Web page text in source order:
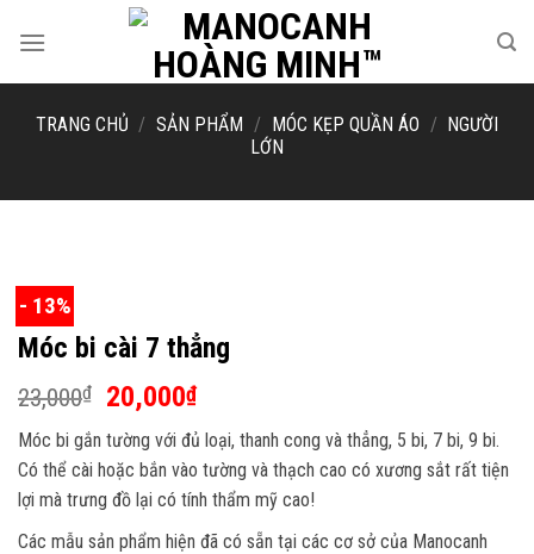
TRANG CHỦ / SẢN PHẨM / MÓC KẸP QUẦN ÁO / NGƯỜI
LỚN
- 13%
Móc bi cài 7 thẳng
23,000₫
Giá
gốc
là:
23,000₫.
20,000₫Giá
hiện
tại
là:
20,000₫.
Móc bi gắn tường với đủ loại, thanh cong và thẳng, 5 bi, 7 bi, 9 bi.
Có thể cài hoặc bắn vào tường và thạch cao có xương sắt rất tiện
lợi mà trưng đồ lại có tính thẩm mỹ cao!
Các mẫu sản phẩm hiện đã có sẵn tại các cơ sở của Manocanh